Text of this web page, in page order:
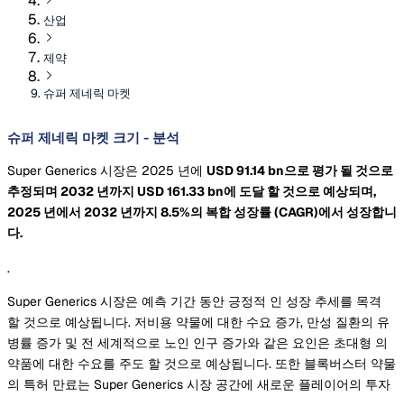
산업
제약
슈퍼 제네릭 마켓
슈퍼 제네릭 마켓 크기 - 분석
Super Generics 시장은 2025 년에 USD 91.14 bn으로 평가 될 것으로
추정되며 2032 년까지 USD 161.33 bn에 도달 할 것으로 예상되며,
2025 년에서 2032 년까지 8.5%의 복합 성장률(CAGR)에서 성장합니
다.
.
Super Generics 시장은 예측 기간 동안 긍정적 인 성장 추세를 목격
할 것으로 예상됩니다. 저비용 약물에 대한 수요 증가, 만성 질환의 유
병률 증가 및 전 세계적으로 노인 인구 증가와 같은 요인은 초대형 의
약품에 대한 수요를 주도 할 것으로 예상됩니다. 또한 블록버스터 약물
의 특허 만료는 Super Generics 시장 공간에 새로운 플레이어의 투자